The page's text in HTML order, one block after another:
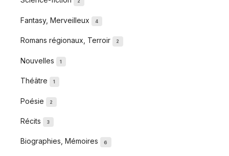
Fantasy, Merveilleux 4
Romans régionaux, Terroir 2
Nouvelles 1
Théâtre 1
Poésie 2
Récits 3
Biographies, Mémoires 6